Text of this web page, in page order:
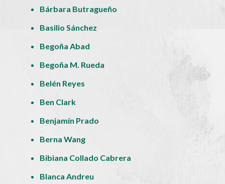
Bárbara Butragueño
Basilio Sánchez
Begoña Abad
Begoña M. Rueda
Belén Reyes
Ben Clark
Benjamín Prado
Berna Wang
Bibiana Collado Cabrera
Blanca Andreu